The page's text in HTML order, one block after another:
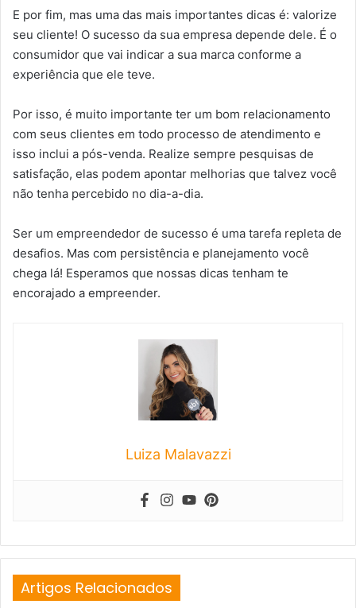
E por fim, mas uma das mais importantes dicas é: valorize
seu cliente! O sucesso da sua empresa depende dele. É o
consumidor que vai indicar a sua marca conforme a
experiência que ele teve.
Por isso, é muito importante ter um bom relacionamento
com seus clientes em todo processo de atendimento e
isso inclui a pós-venda. Realize sempre pesquisas de
satisfação, elas podem apontar melhorias que talvez você
não tenha percebido no dia-a-dia.
Ser um empreendedor de sucesso é uma tarefa repleta de
desafios. Mas com persistência e planejamento você
chega lá! Esperamos que nossas dicas tenham te
encorajado a empreender.
Luiza Malavazzi
Artigos Relacionados